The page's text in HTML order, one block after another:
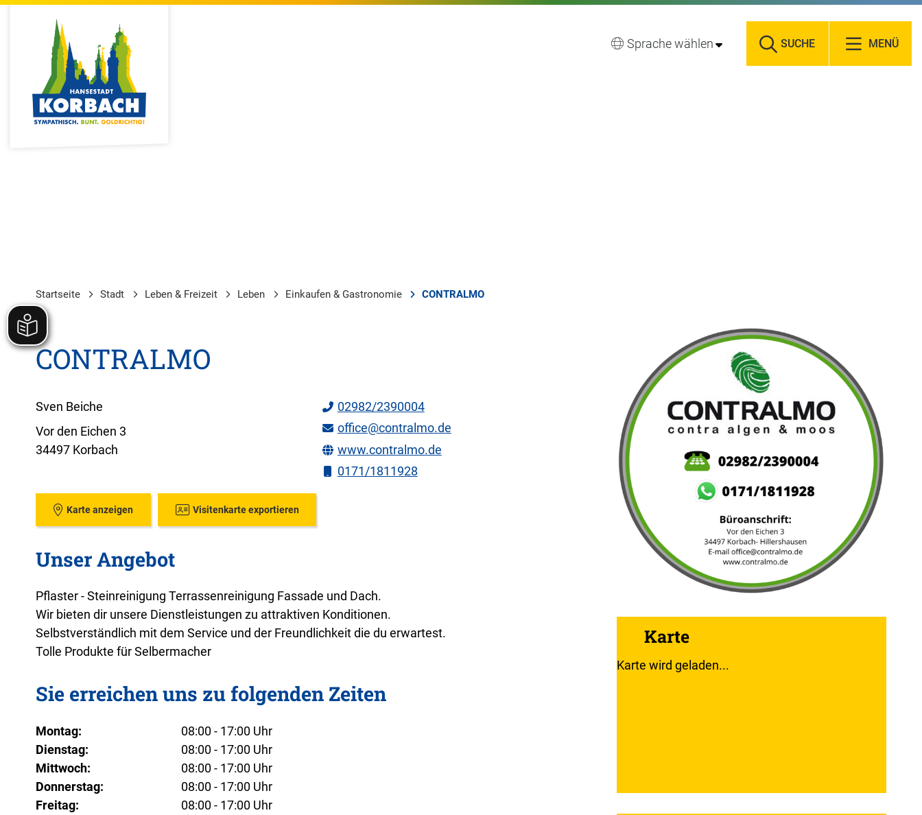
Sprache wählen SUCHE MENÜ
Startseite Stadt Leben & Freizeit Leben Einkaufen & Gastronomie CONTRALMO
CONTRALMO
Sven Beiche
Vor den Eichen 3
34497 Korbach
02982/2390004
office@contralmo.de
www.contralmo.de
0171/1811928
Karte anzeigen Visitenkarte exportieren
Unser Angebot
Pflaster - Steinreinigung Terrassenreinigung Fassade und Dach.
Wir bieten dir unsere Dienstleistungen zu attraktiven Konditionen.
Selbstverständlich mit dem Service und der Freundlichkeit die du erwartest.
Tolle Produkte für Selbermacher
Sie erreichen uns zu folgenden Zeiten
Montag:
08:00 - 17:00 Uhr
Dienstag:
08:00 - 17:00 Uhr
Mittwoch:
08:00 - 17:00 Uhr
Donnerstag:
08:00 - 17:00 Uhr
Freitag:
08:00 - 17:00 Uhr
Karte
Karte wird geladen...